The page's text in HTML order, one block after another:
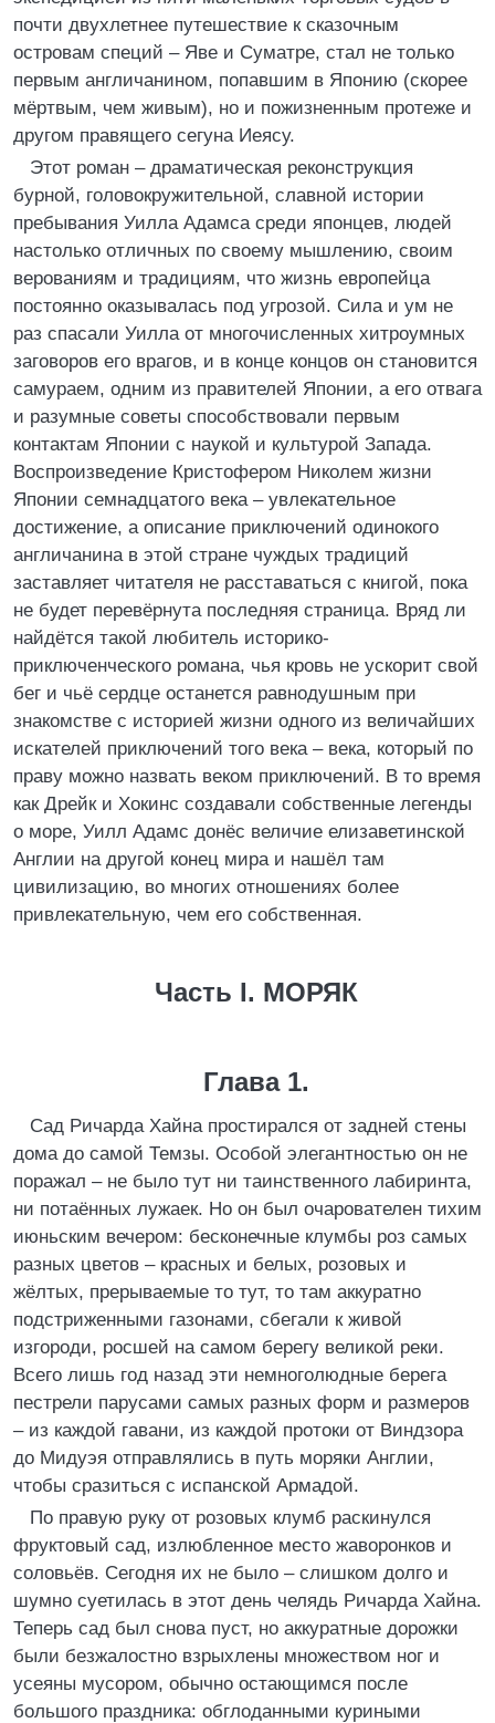
почти двухлетнее путешествие к сказочным
островам специй – Яве и Суматре, стал не только
первым англичанином, попавшим в Японию (скорее
мёртвым, чем живым), но и пожизненным протеже и
другом правящего сегуна Иеясу.
Этот роман – драматическая реконструкция
бурной, головокружительной, славной истории
пребывания Уилла Адамса среди японцев, людей
настолько отличных по своему мышлению, своим
верованиям и традициям, что жизнь европейца
постоянно оказывалась под угрозой. Сила и ум не
раз спасали Уилла от многочисленных хитроумных
заговоров его врагов, и в конце концов он становится
самураем, одним из правителей Японии, а его отвага
и разумные советы способствовали первым
контактам Японии с наукой и культурой Запада.
Воспроизведение Кристофером Николем жизни
Японии семнадцатого века – увлекательное
достижение, а описание приключений одинокого
англичанина в этой стране чуждых традиций
заставляет читателя не расставаться с книгой, пока
не будет перевёрнута последняя страница. Вряд ли
найдётся такой любитель историко-
приключенческого романа, чья кровь не ускорит свой
бег и чьё сердце останется равнодушным при
знакомстве с историей жизни одного из величайших
искателей приключений того века – века, который по
праву можно назвать веком приключений. В то время
как Дрейк и Хокинс создавали собственные легенды
о море, Уилл Адамс донёс величие елизаветинской
Англии на другой конец мира и нашёл там
цивилизацию, во многих отношениях более
привлекательную, чем его собственная.
Часть I. МОРЯК
Глава 1.
Сад Ричарда Хайна простирался от задней стены
дома до самой Темзы. Особой элегантностью он не
поражал – не было тут ни таинственного лабиринта,
ни потаённых лужаек. Но он был очарователен тихим
июньским вечером: бесконечные клумбы роз самых
разных цветов – красных и белых, розовых и
жёлтых, прерываемые то тут, то там аккуратно
подстриженными газонами, сбегали к живой
изгороди, росшей на самом берегу великой реки.
Всего лишь год назад эти немноголюдные берега
пестрели парусами самых разных форм и размеров
– из каждой гавани, из каждой протоки от Виндзора
до Мидуэя отправлялись в путь моряки Англии,
чтобы сразиться с испанской Армадой.
По правую руку от розовых клумб раскинулся
фруктовый сад, излюбленное место жаворонков и
соловьёв. Сегодня их не было – слишком долго и
шумно суетилась в этот день челядь Ричарда Хайна.
Теперь сад был снова пуст, но аккуратные дорожки
были безжалостно взрыхлены множеством ног и
усеяны мусором, обычно остающимся после
большого праздника: обглоданными куриными